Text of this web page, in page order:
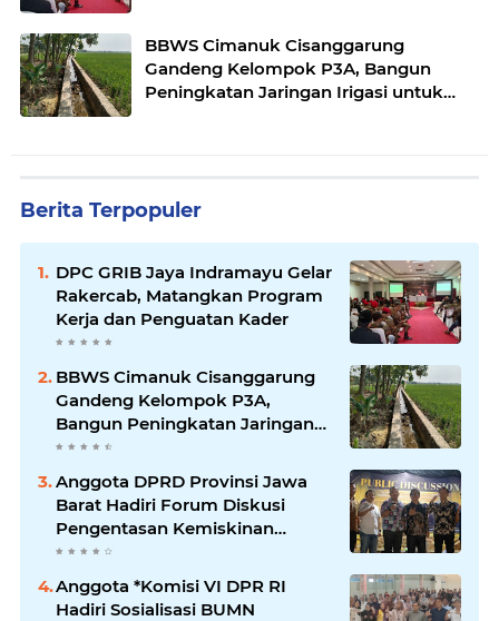
BBWS Cimanuk Cisanggarung
Gandeng Kelompok P3A, Bangun
Peningkatan Jaringan Irigasi untuk
Berita Terpopuler
DPC GRIB Jaya Indramayu Gelar
Rakercab, Matangkan Program
Kerja dan Penguatan Kader
BBWS Cimanuk Cisanggarung
Gandeng Kelompok P3A,
Bangun Peningkatan Jaringan
Irigasi untuk Dukung
Anggota DPRD Provinsi Jawa
Barat Hadiri Forum Diskusi
Pengentasan Kemiskinan
Bersama LPK Trisakti
Anggota *Komisi VI DPR RI
Hadiri Sosialisasi BUMN